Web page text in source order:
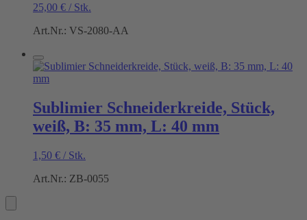
25,00 € / Stk.
Art.Nr.: VS-2080-AA
Sublimier Schneiderkreide, Stück,
weiß, B: 35 mm, L: 40 mm
1,50 € / Stk.
Art.Nr.: ZB-0055